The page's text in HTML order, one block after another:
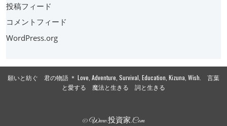
投稿フィード
コメントフィード
WordPress.org
願いと紡ぐ 君の物語 ＊ Love, Adventure, Survival, Education, Kizuna, Wish. 言葉
と愛する 魔法と生きる 詞と生きる
© Www.投資家.com